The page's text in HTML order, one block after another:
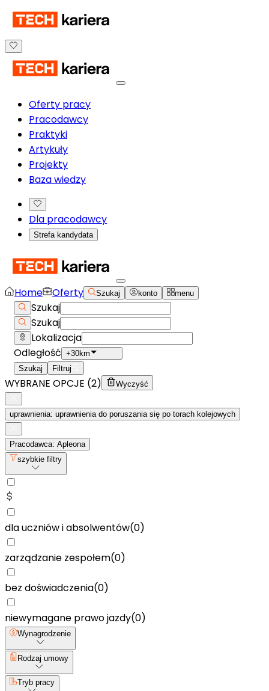
Oferty pracy
Pracodawcy
Praktyki
Artykuły
Projekty
Baza wiedzy
Dla pracodawcy
Strefa kandydata
Home Oferty Szukaj konto menu
Szukaj
Szukaj
Lokalizacja
Odległość +30km
Szukaj
Filtruj
WYBRANE OPCJE (2) Wyczyść
uprawnienia: uprawnienia do poruszania się po torach kolejowych
Pracodawca: Apleona
szybkie filtry
dla uczniów i absolwentów(0)
zarządzanie zespołem(0)
bez doświadczenia(0)
niewymagane prawo jazdy(0)
Wynagrodzenie
Rodzaj umowy
Tryb pracy